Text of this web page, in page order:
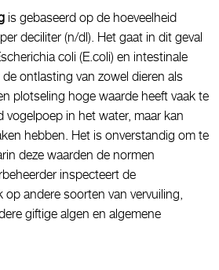
is gebaseerd op de hoeveelheid
deciliter (n/dl). Het gaat in dit geval
coli (E.coli) en intestinale
ontlasting van zowel dieren als
plotseling hoge waarde heeft vaak te
vogelpoep in het water, maar kan
hebben. Het is onverstandig om te
deze waarden de normen
inspecteert de
andere soorten van vervuiling,
giftige algen en algemene